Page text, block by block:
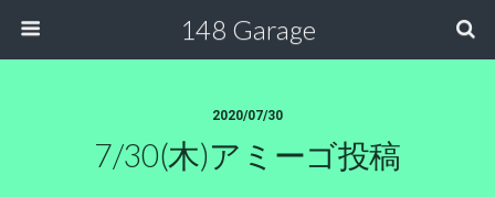
148 Garage
2020/07/30
7/30(木)アミーゴ投稿